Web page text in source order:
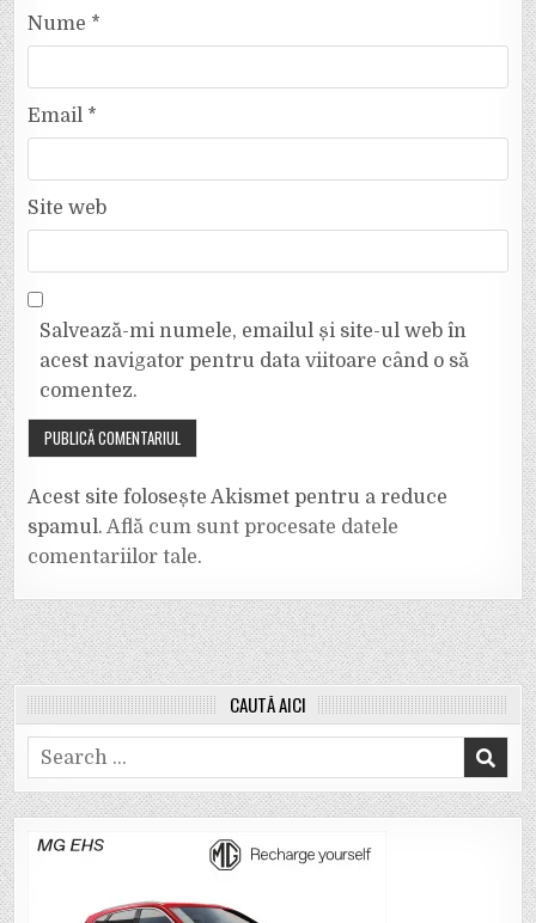
Nume *
Email *
Site web
Salvează-mi numele, emailul și site-ul web în
acest navigator pentru data viitoare când o să
comentez.
Acest site folosește Akismet pentru a reduce
spamul.Află cum sunt procesate datele
comentariilor tale.
CAUTĂ AICI
Search
for: